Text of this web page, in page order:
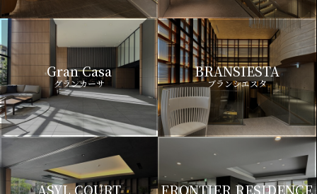
Gran Casa
グランカーサ
BRANSIESTA
ブランシエスタ
ASYL COURT FRONTIER RESIDENCE